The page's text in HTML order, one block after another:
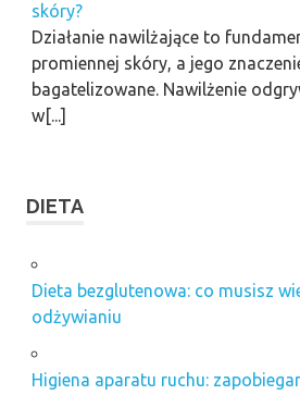
skóry?
Działanie nawilżające to
promiennej skóry, a jego
bagatelizowane. Nawilżenie
w[...]
DIETA
Dieta bezglutenowa: co musisz
odżywianiu
Higiena aparatu ruchu: